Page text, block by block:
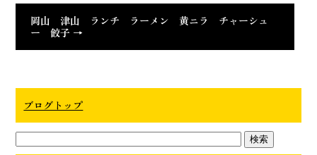
岡山 津山 ランチ ラーメン 黄ニラ チャーシュ
ー 餃子 →
ブログトップ